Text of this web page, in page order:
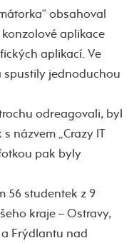
obsahoval
aplikace
aplikací. Ve
jednoduchou
odreagovali, byl
názvem „Crazy IT
pak byly
56 studentek z 9
kraje – Ostravy,
Frýdlantu nad